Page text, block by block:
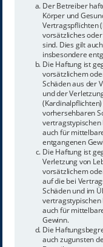
Der Betreiber
Körper und
Vertragspflichten
vorsätzliches
sind. Dies gilt
insbesondere
Die Haftung ist
vorsätzlichem
Schäden aus der
und der
vorhersehbaren
auch für
entgangenen
Die Haftung ist
Verletzung von
vorsätzlichem
auf die bei
Schäden und im
auch für
Gewinn.
Die
auch zugunsten